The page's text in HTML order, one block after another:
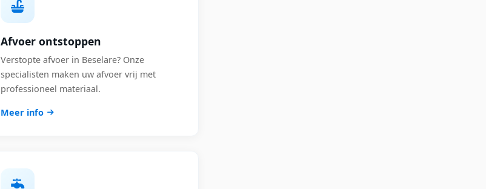
Afvoer ontstoppen
Verstopte afvoer in Beselare? Onze
specialisten maken uw afvoer vrij met
professioneel materiaal.
Meer info